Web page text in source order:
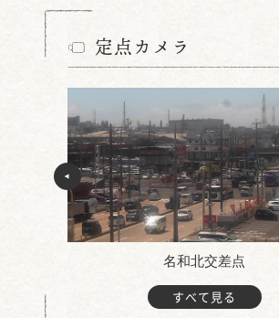
定点カメラ
名和北交差点
すべて見る